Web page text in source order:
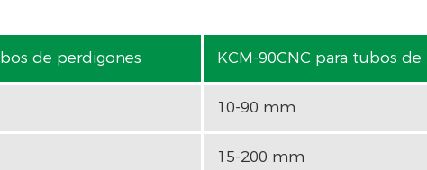
de perdigones KCM-90CNC para tubos
10-90 mm
15-200 mm